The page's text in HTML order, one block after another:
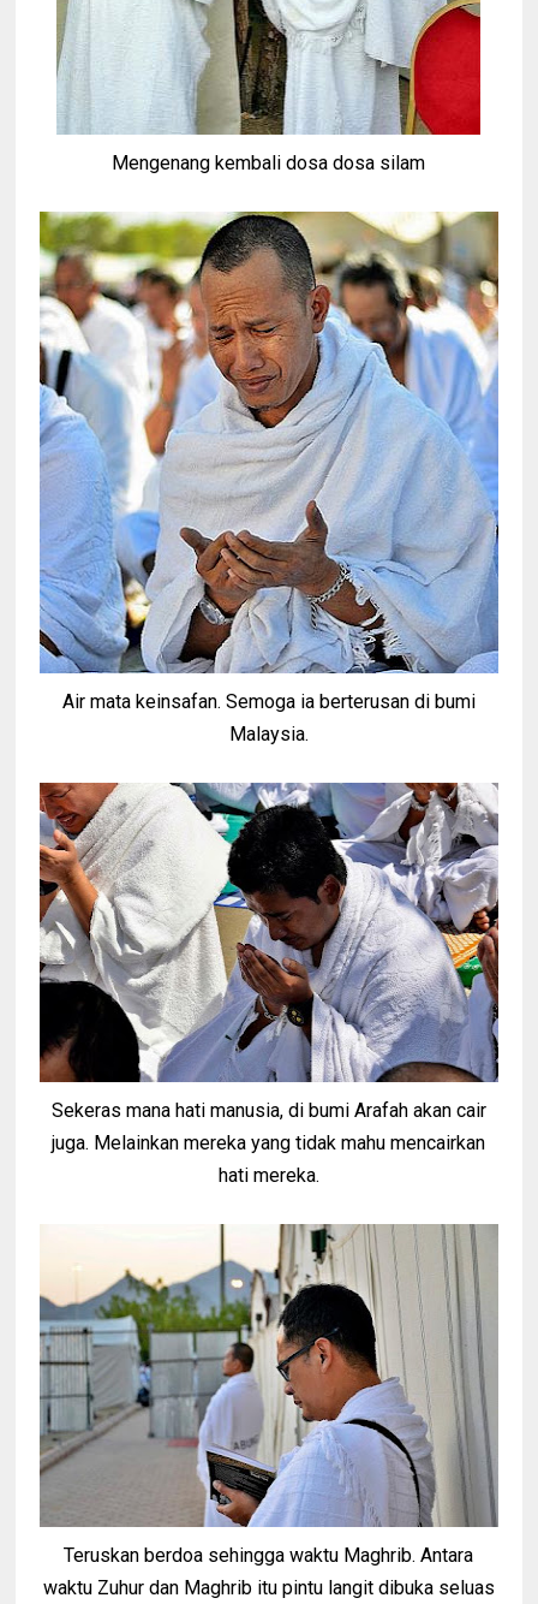
Mengenang kembali dosa dosa silam
Air mata keinsafan. Semoga ia berterusan di bumi
Malaysia.
Sekeras mana hati manusia, di bumi Arafah akan cair
juga. Melainkan mereka yang tidak mahu mencairkan
hati mereka.
Teruskan berdoa sehingga waktu Maghrib. Antara
waktu Zuhur dan Maghrib itu pintu langit dibuka seluas